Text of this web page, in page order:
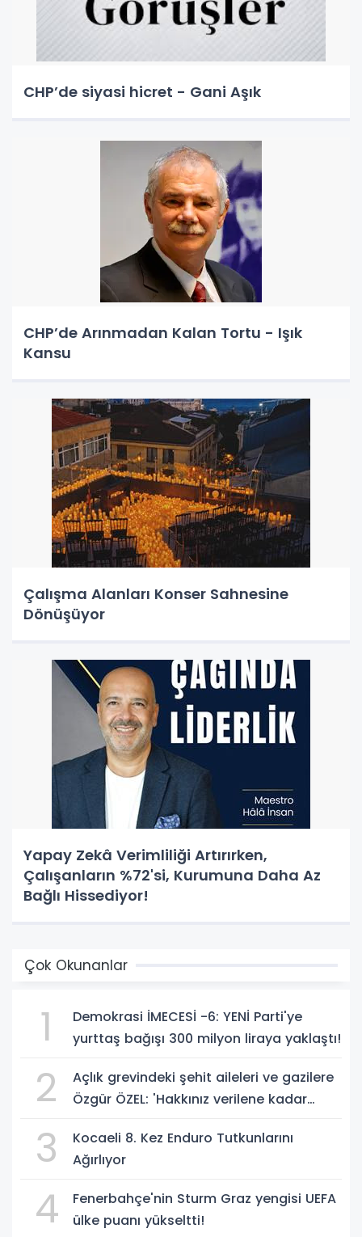
CHP’de siyasi hicret - Gani Aşık
CHP’de Arınmadan Kalan Tortu - Işık
Kansu
Çalışma Alanları Konser Sahnesine
Dönüşüyor
Yapay Zekâ Verimliliği Artırırken,
Çalışanların %72'si, Kurumuna Daha Az
Bağlı Hissediyor!
Çok Okunanlar
1
Demokrasi İMECESİ -6: YENİ Parti'ye
yurttaş bağışı 300 milyon liraya yaklaştı!
2
Açlık grevindeki şehit aileleri ve gazilere
Özgür ÖZEL: 'Hakkınız verilene kadar
3
Kocaeli 8. Kez Enduro Tutkunlarını
Ağırlıyor
4
Fenerbahçe'nin Sturm Graz yengisi UEFA
ülke puanı yükseltti!